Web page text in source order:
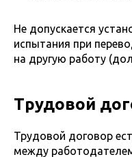
Не допускается
испытания при
на другую работу
Трудовой
Трудовой договор
между